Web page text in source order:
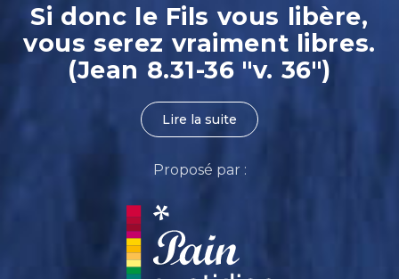
Si donc le Fils vous libère,
vous serez vraiment libres.
(Jean 8.31-36 "v. 36")
Lire la suite
Proposé par :